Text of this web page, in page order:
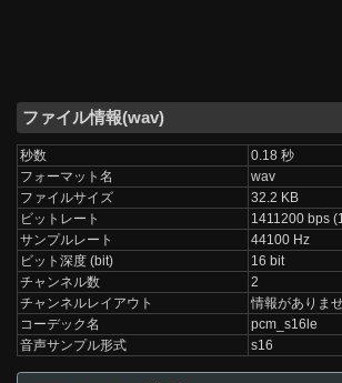
ファイル情報(wav)
秒数
0.18 秒
フォーマット名
wav
ファイルサイズ
32.2 KB
ビットレート
1411200 bps
サンプルレート
44100 Hz
ビット深度 (bit)
16 bit
チャンネル数
2
チャンネルレイアウト
情報がありま
コーデック名
pcm_s16le
音声サンプル形式
s16